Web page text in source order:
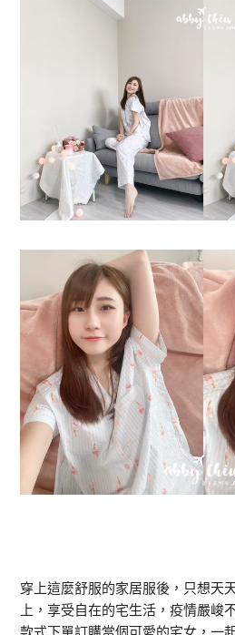
穿上這麼舒服的家居服後，只想天
上，享受自在的宅生活，疫情嚴峻